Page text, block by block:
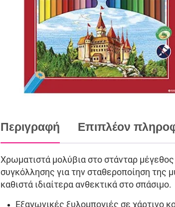
Περιγραφή Επιπλέον
Χρωματιστά μολύβια στο στάνταρ
συγκόλλησης για την σταθεροποίηση της
καθιστά ιδιαίτερα ανθεκτικά στο σπάσιμο.
Εξαγωνικές ξυλομπογιές σε χάρτινο